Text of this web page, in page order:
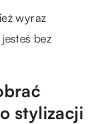
wyraz
bez
stylizacji